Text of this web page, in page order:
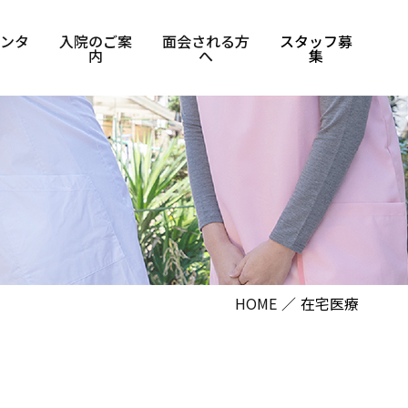
タ 入院のご案
内
面会される方
へ
スタッフ募
集
HOME 在宅医療